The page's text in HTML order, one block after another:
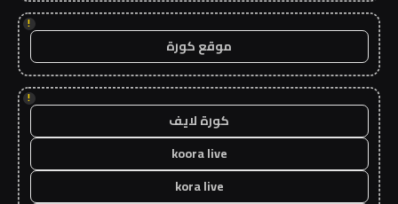
!
موقع كورة
!
كورة لايف
koora live
kora live